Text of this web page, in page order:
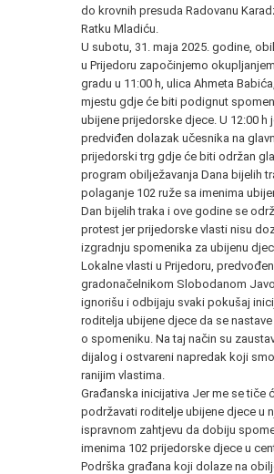
do krovnih presuda Radovanu
Ratku Mladiću.
U subotu, 31. maja 2025. godine,
u Prijedoru započinjemo
gradu u 11:00 h, ulica Ahmeta
mjestu gdje će biti podignut
ubijene prijedorske djece. U 12:00 h
predviđen dolazak učesnika na
prijedorski trg gdje će biti održan
program obilježavanja Dana bijelih
polaganje 102 ruže sa imenima
Dan bijelih traka i ove godine se
protest jer prijedorske vlasti nisu
izgradnju spomenika za ubijenu
Lokalne vlasti u Prijedoru,
gradonačelnikom Slobodanom
ignorišu i odbijaju svaki pokušaj
roditelja ubijene djece da se
o spomeniku. Na taj način su
dijalog i ostvareni napredak koji
ranijim vlastima.
Građanska inicijativa Jer me se tiče
podržavati roditelje ubijene djece u
ispravnom zahtjevu da dobiju
imenima 102 prijedorske djece u
Podrška građana koji dolaze na